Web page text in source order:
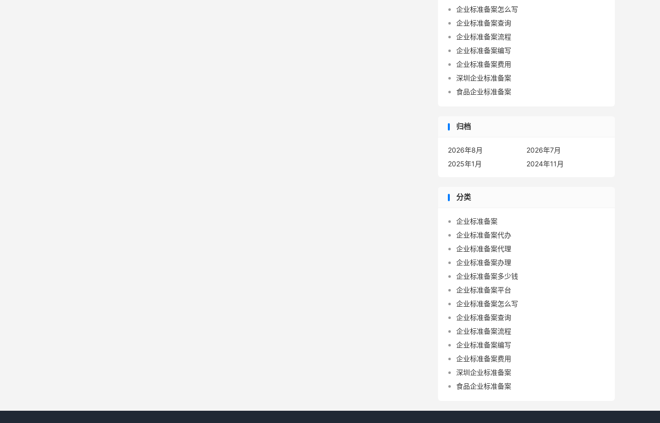
企业标准备案怎么写
企业标准备案查询
企业标准备案流程
企业标准备案编写
企业标准备案费用
深圳企业标准备案
食品企业标准备案
归档
2026年8月
2026年7月
2025年1月
2024年11月
分类
企业标准备案
企业标准备案代办
企业标准备案代理
企业标准备案办理
企业标准备案多少钱
企业标准备案平台
企业标准备案怎么写
企业标准备案查询
企业标准备案流程
企业标准备案编写
企业标准备案费用
深圳企业标准备案
食品企业标准备案